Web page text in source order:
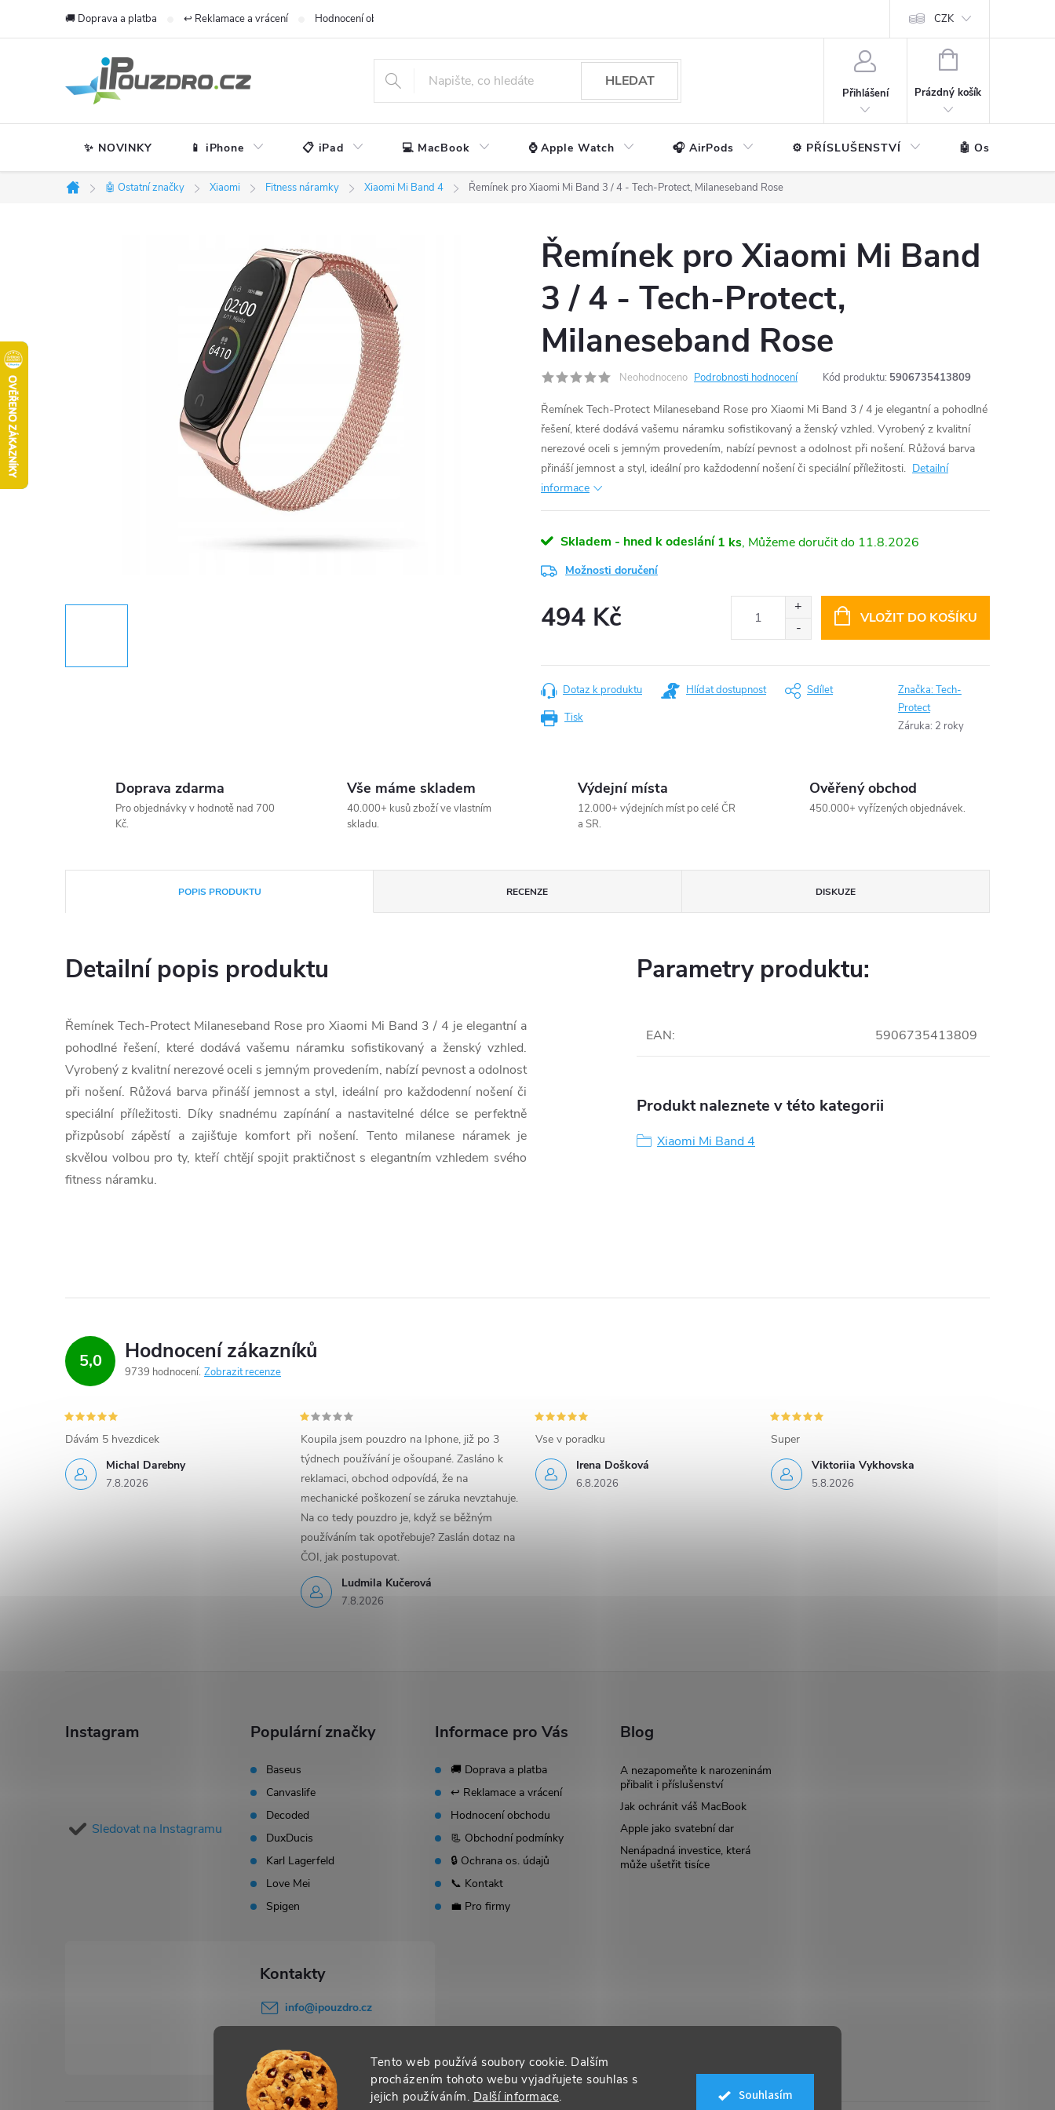
Tento web používá soubory cookie. Dalším
procházením tohoto webu vyjadřujete souhlas s
jejich používáním. Další informace. Souhlasím
🚚 Doprava a platba ↩️ Reklamace a vrácení Hodnocení obchodu CZK
HLEDAT
Přihlášení
NÁKUPNÍ
Prázdný košík
✨ NOVINKY 📱 iPhone 📋 iPad 💻 MacBook ⌚ Apple Watch 🎧 AirPods ⚙️ PŘÍSLUŠENSTVÍ 🤖 Ostatní
Domů
🤖 Ostatní značky Xiaomi Fitness náramky Xiaomi Mi Band 4 Řemínek pro Xiaomi Mi Band 3 / 4 - Tech-Protect, Milaneseband Rose
Řemínek pro Xiaomi Mi Band
3 / 4 - Tech-Protect,
Milaneseband Rose
Neohodnoceno Podrobnosti hodnocení Kód produktu: 5906735413809
Řemínek Tech-Protect Milaneseband Rose pro Xiaomi Mi Band 3 / 4 je elegantní a pohodlné
řešení, které dodává vašemu náramku sofistikovaný a ženský vzhled. Vyrobený z kvalitní
nerezové oceli s jemným provedením, nabízí pevnost a odolnost při nošení. Růžová barva
přináší jemnost a styl, ideální pro každodenní nošení či speciální příležitosti. Detailní
informace
Skladem - hned k odeslání 1 ks 11.8.2026
Možnosti doručení
494 Kč VLOŽIT DO KOŠÍKU
Tisk
Dotaz k produktu Hlídat dostupnost Sdílet Značka:Tech-
Protect
Záruka: 2 roky
Doprava zdarma
Pro objednávky v hodnotě nad 700
Kč.
Vše máme skladem
40.000+ kusů zboží ve vlastním
skladu.
Výdejní místa
12.000+ výdejních míst po celé ČR
a SR.
Ověřený obchod
450.000+ vyřízených objednávek.
POPIS PRODUKTU RECENZE DISKUZE
Detailní popis produktu
Řemínek Tech-Protect Milaneseband Rose pro Xiaomi Mi Band 3 / 4 je elegantní a
pohodlné řešení, které dodává vašemu náramku sofistikovaný a ženský vzhled.
Vyrobený z kvalitní nerezové oceli s jemným provedením, nabízí pevnost a odolnost
při nošení. Růžová barva přináší jemnost a styl, ideální pro každodenní nošení či
speciální příležitosti. Díky snadnému zapínání a nastavitelné délce se perfektně
přizpůsobí zápěstí a zajišťuje komfort při nošení. Tento milanese náramek je
skvělou volbou pro ty, kteří chtějí spojit praktičnost s elegantním vzhledem svého
fitness náramku.
Parametry produktu:
EAN: 5906735413809
Produkt naleznete v této kategorii
Xiaomi Mi Band 4
5,0 Hodnocení zákazníků
9739 hodnocení Zobrazit recenze
Michal Darebny
7.8.2026
Dávám 5 hvezdicek
Ludmila Kučerová
7.8.2026
Koupila jsem pouzdro na Iphone, již po 3
týdnech používání je ošoupané. Zasláno k
reklamaci, obchod odpovídá, že na
mechanické poškození se záruka nevztahuje.
Na co tedy pouzdro je, když se běžným
používáním tak opotřebuje? Zaslán dotaz na
ČOI, jak postupovat.
Irena Došková
6.8.2026
Vse v poradku
Viktoriia Vykhovska
5.8.2026
Super
Instagram
Sledovat na Instagramu
Populární značky
Baseus
Canvaslife
Decoded
DuxDucis
Karl Lagerfeld
Love Mei
Spigen
Informace pro Vás
🚚 Doprava a platba
↩️ Reklamace a vrácení
Hodnocení obchodu
📃 Obchodní podmínky
🔒 Ochrana os. údajů
📞 Kontakt
💼 Pro firmy
Blog
A nezapomeňte k narozeninám
přibalit i příslušenství
Jak ochránit váš MacBook
Apple jako svatební dar
Nenápadná investice, která
může ušetřit tisíce
info@ipouzdro.cz